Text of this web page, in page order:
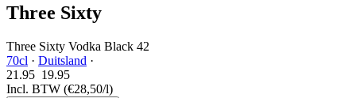
Three Sixty
Three Sixty Vodka Black 42
70cl · Duitsland ·
21.95 19.95
Incl. BTW (€28,50/l)